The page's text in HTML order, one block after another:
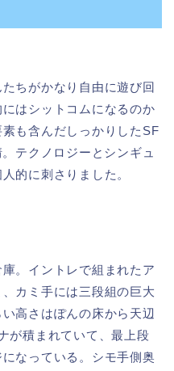
ちがかなり自由に遊び回
はシットコムになるのか
も含んだしっかりしたSF
テクノロジーとシンギュ
的に刺さりました。
。イントレで組まれたア
カミ手には三段組の巨大
高さはぽんの床から天辺
が積まれていて、最上段
なっている。シモ手側奥